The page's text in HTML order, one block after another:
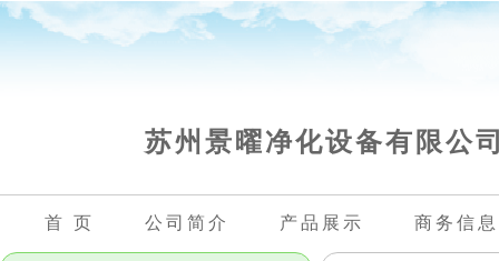
苏州景曜净化设备有限公
首 页 公司简介 产品展示 商务信息